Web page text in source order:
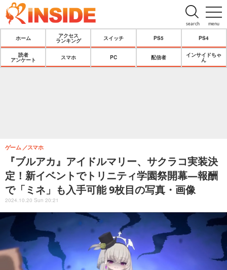
menu
search
ホーム
アクセス
ランキング
スイッチ PS5 PS4
読者
アンケート
スマホ PC 配信者
インサイドちゃ
ん
『ブルアカ』アイドルマリー、サクラコ実装決
定！新イベントでトリニティ学園祭開幕―報酬
で「ミネ」も入手可能 9枚目の写真・画像
ゲーム スマホ
2024.10.20 Sun 20:21